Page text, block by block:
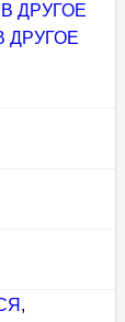
ДРУГОЕ
ДРУГОЕ
,